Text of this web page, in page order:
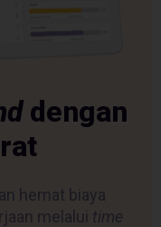
dengan
hemat biaya
melalui time